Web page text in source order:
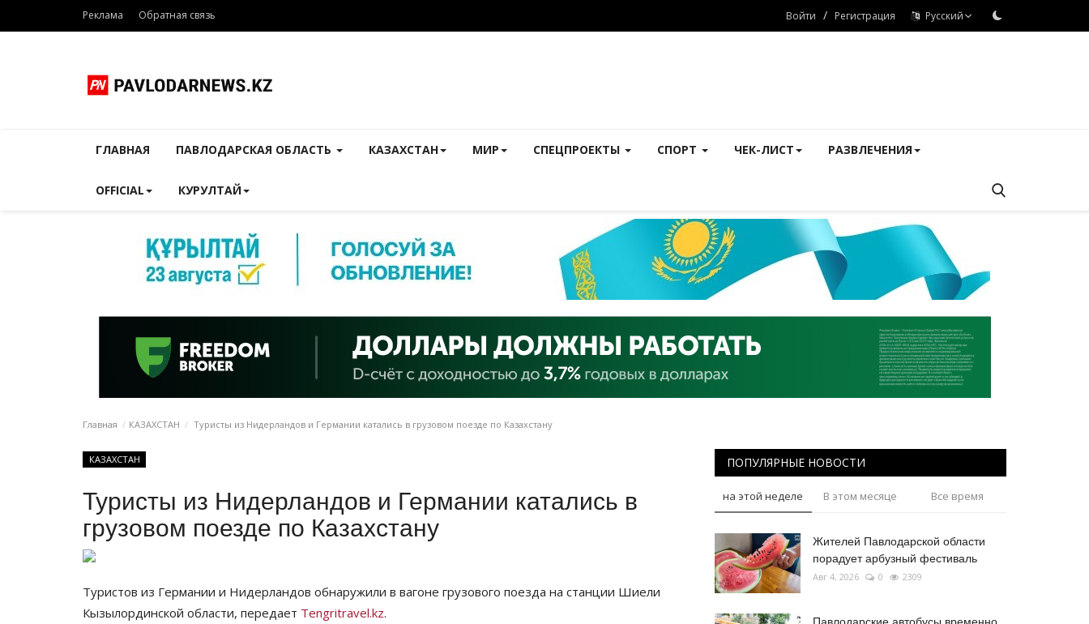
Реклама Обратная связь Войти / Регистрация Русский
ГЛАВНАЯ ПАВЛОДАРСКАЯ ОБЛАСТЬ КАЗАХСТАН МИР СПЕЦПРОЕКТЫ СПОРТ ЧЕК-ЛИСТ РАЗВЛЕЧЕНИЯ
OFFICIAL КУРУЛТАЙ
Главная КАЗАХСТАН Туристы из Нидерландов и Германии катались в грузовом поезде по Казахстану
КАЗАХСТАН
Туристы из Нидерландов и Германии катались в
грузовом поезде по Казахстану
Туристов из Германии и Нидерландов обнаружили в вагоне грузового поезда на станции Шиели
Кызылординской области, передает Tengritravel.kz.
ПОПУЛЯРНЫЕ НОВОСТИ
на этой неделе В этом месяце Все время
Жителей Павлодарской области
порадует арбузный фестиваль
Авг 4, 2026 0 2309